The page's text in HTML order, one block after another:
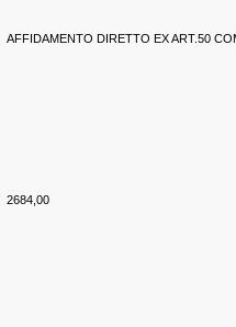
AFFIDAMENTO DIRETTO EX ART.50
2684,00